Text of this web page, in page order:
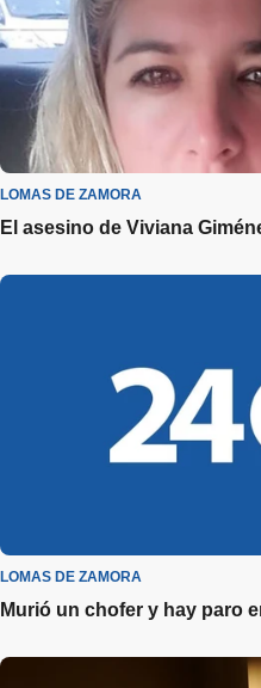
LOMAS DE ZAMORA
El asesino de Viviana
LOMAS DE ZAMORA
Murió un chofer y hay paro